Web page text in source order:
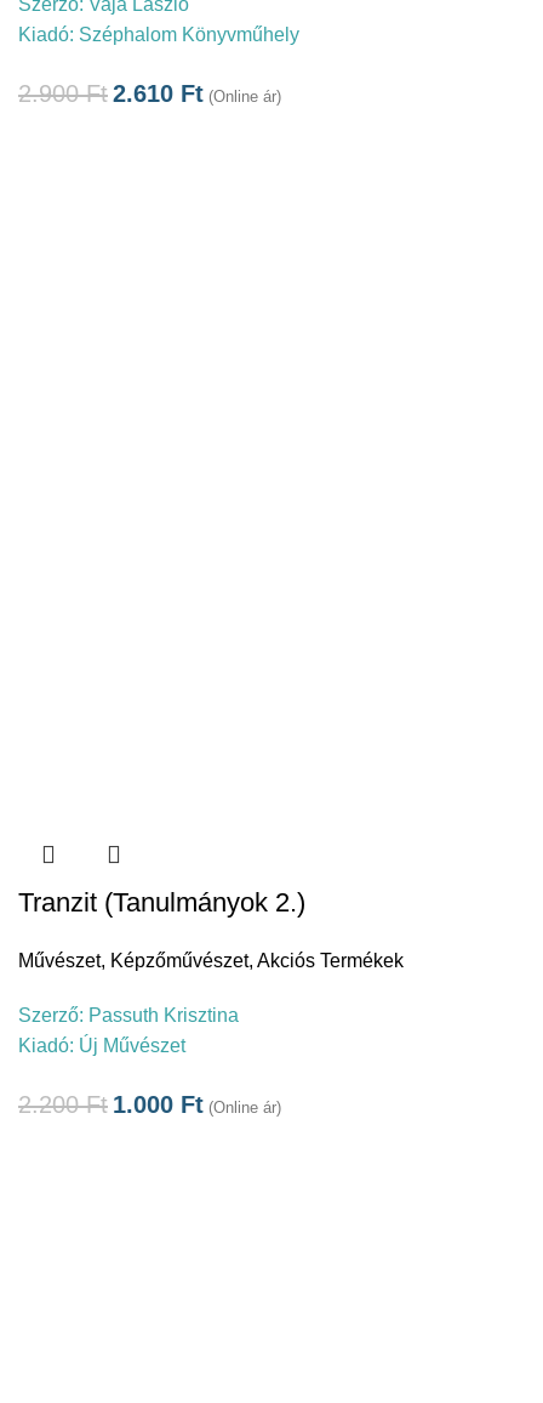
Szerző: Vaja László
Kiadó: Széphalom Könyvműhely
2.900Ft2.610 Ft (Online ár)
Tranzit (Tanulmányok 2.)
Művészet, Képzőművészet, Akciós Termékek
Szerző: Passuth Krisztina
Kiadó: Új Művészet
2.200Ft 1.000 Ft (Online ár)